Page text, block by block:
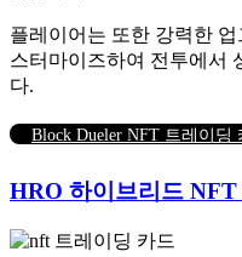
플레이어는 또한 강력한
스터마이즈하여 전투에서
다.
Block Dueler NFT 트레이
HRO 하이브리드